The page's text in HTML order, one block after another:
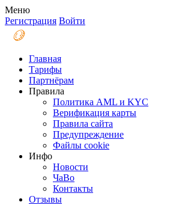
Меню
Регистрация Войти
Главная
Тарифы
Партнёрам
Правила
Политика AML и KYC
Верификация карты
Правила сайта
Предупреждение
Файлы coоkie
Инфо
Новости
ЧаВо
Контакты
Отзывы